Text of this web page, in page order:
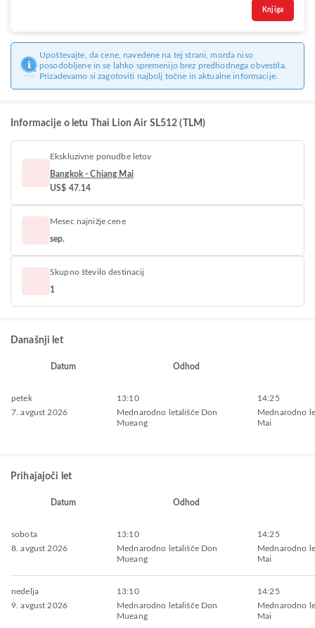
Knjiga
Upoštevajte, da cene, navedene na tej strani, morda niso
posodobljene in se lahko spremenijo brez predhodnega obvestila.
Prizadevamo si zagotoviti najbolj točne in aktualne informacije.
Informacije o letu Thai Lion Air SL512 (TLM)
Ekskluzivne ponudbe letov
Bangkok - Chiang Mai
US$ 47.14
Mesec najnižje cene
sep.
Skupno število destinacij
1
Današnji let
Datum Odhod
petek
7. avgust 2026
13:10
Mednarodno letališče Don
Mueang
14:25
Mednarodno
Mai
Prihajajoči let
Datum Odhod
sobota
8. avgust 2026
13:10
Mednarodno letališče Don
Mueang
14:25
Mednarodno
Mai
nedelja
9. avgust 2026
13:10
Mednarodno letališče Don
Mueang
14:25
Mednarodno
Mai